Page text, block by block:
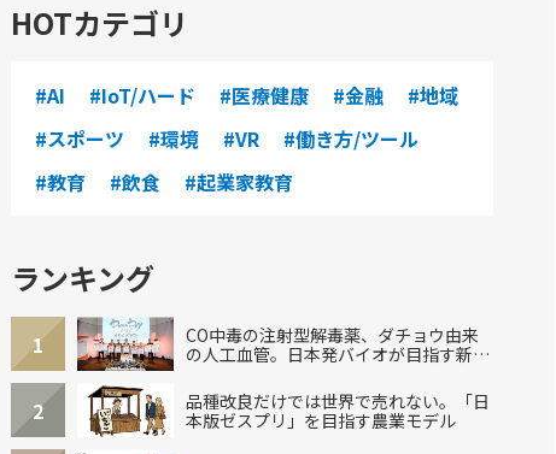
HOTカテゴリ
#AI #IoT/ハード #医療健康 #金融
#地域
#スポーツ
#環境 #VR
#働き方/ツール
#教育
#飲食 #起業家教育
ランキング
1
CO中毒の注射型解毒薬、ダチョウ由来
の人工血管。日本発バイオが目指す新し
2
品種改良だけでは世界で売れない。「日
本版ゼスプリ」を目指す農業モデル